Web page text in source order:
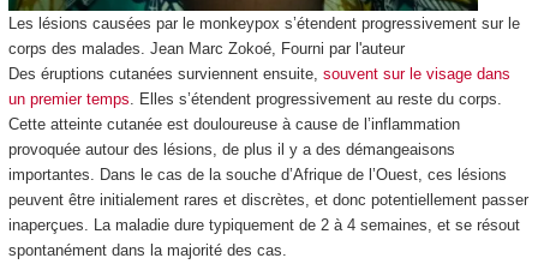
Les lésions causées par le monkeypox s’étendent progressivement sur le
corps des malades. Jean Marc Zokoé, Fourni par l'auteur
Des éruptions cutanées surviennent ensuite, souvent sur le visage dans
un premier temps . Elles s’étendent progressivement au reste du corps.
Cette atteinte cutanée est douloureuse à cause de l’inflammation
provoquée autour des lésions, de plus il y a des démangeaisons
importantes. Dans le cas de la souche d’Afrique de l’Ouest, ces lésions
peuvent être initialement rares et discrètes, et donc potentiellement passer
inaperçues. La maladie dure typiquement de 2 à 4 semaines, et se résout
spontanément dans la majorité des cas.